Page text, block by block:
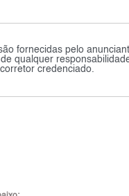
fornecidas pelo
qualquer
credenciado.